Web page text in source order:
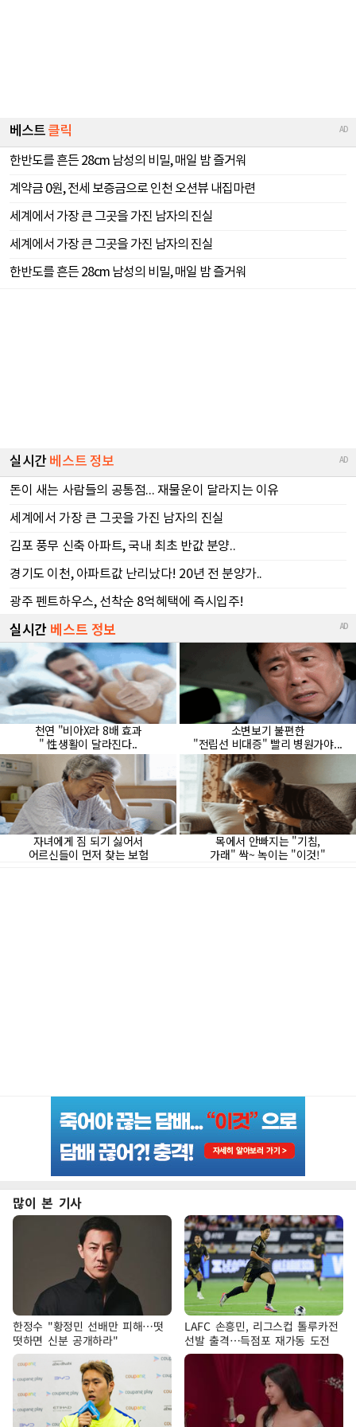
많이 본 기사
한정수 "황정민 선배만 피해…떳
떳하면 신분 공개하라"
LAFC 손흥민, 리그스컵 톨루카전
선발 출격…득점포 재가동 도전